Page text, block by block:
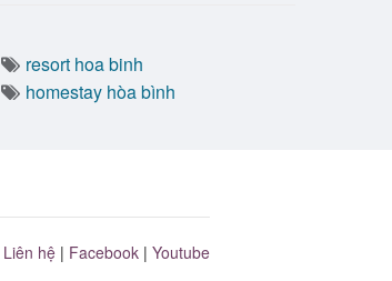
resort hoa binh
homestay hòa bình
Liên hệ | Facebook | Youtube